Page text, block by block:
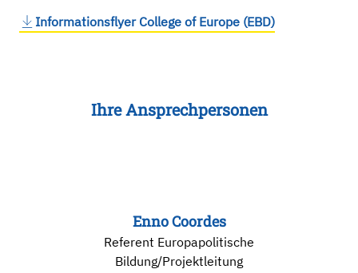
Informationsflyer College of Europe (EBD)
Ihre Ansprechpersonen
Enno Coordes
Referent Europapolitische
Bildung/Projektleitung